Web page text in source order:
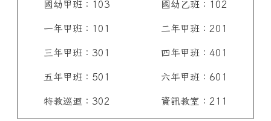
國幼甲班：103
一年甲班：101
三年甲班：301
五年甲班：501
特教巡迴：302
國幼乙班：102
二年甲班：201
四年甲班：401
六年甲班：601
資訊教室：211